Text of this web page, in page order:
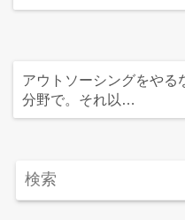
アウトソーシングをやる
分野で。それ以…